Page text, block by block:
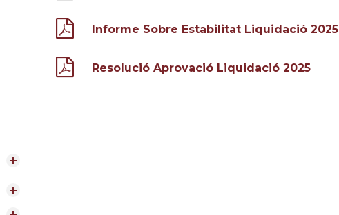
Informe Sobre Estabilitat Liquidació 2025
Resolució Aprovació Liquidació 2025